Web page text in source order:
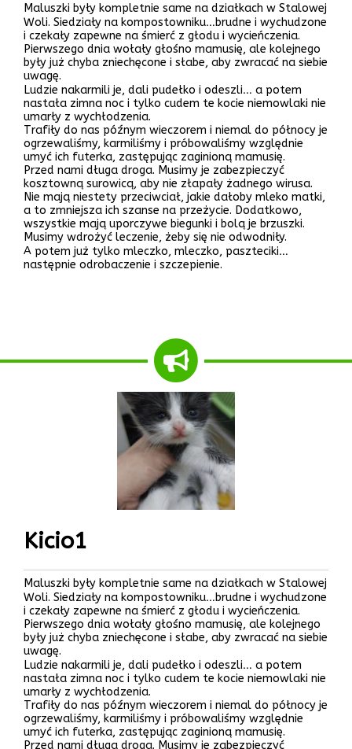
Maluszki były kompletnie same na działkach w Stalowej
Woli. Siedziały na kompostowniku…brudne i wychudzone
i czekały zapewne na śmierć z głodu i wycieńczenia.
Pierwszego dnia wołały głośno mamusię, ale kolejnego
były już chyba zniechęcone i słabe, aby zwracać na siebie
uwagę.
Ludzie nakarmili je, dali pudełko i odeszli… a potem
nastała zimna noc i tylko cudem te kocie niemowlaki nie
umarły z wychłodzenia.
Trafiły do nas późnym wieczorem i niemal do północy je
ogrzewaliśmy, karmiliśmy i próbowaliśmy względnie
umyć ich futerka, zastępując zaginioną mamusię.
Przed nami długa droga. Musimy je zabezpieczyć
kosztowną surowicą, aby nie złapały żadnego wirusa.
Nie mają niestety przeciwciał, jakie dałoby mleko matki,
a to zmniejsza ich szanse na przeżycie. Dodatkowo,
wszystkie mają uporczywe biegunki i bolą je brzuszki.
Musimy wdrożyć leczenie, żeby się nie odwodniły.
A potem już tylko mleczko, mleczko, paszteciki…
następnie odrobaczenie i szczepienie.
Kicio1
Maluszki były kompletnie same na działkach w Stalowej
Woli. Siedziały na kompostowniku…brudne i wychudzone
i czekały zapewne na śmierć z głodu i wycieńczenia.
Pierwszego dnia wołały głośno mamusię, ale kolejnego
były już chyba zniechęcone i słabe, aby zwracać na siebie
uwagę.
Ludzie nakarmili je, dali pudełko i odeszli… a potem
nastała zimna noc i tylko cudem te kocie niemowlaki nie
umarły z wychłodzenia.
Trafiły do nas późnym wieczorem i niemal do północy je
ogrzewaliśmy, karmiliśmy i próbowaliśmy względnie
umyć ich futerka, zastępując zaginioną mamusię.
Przed nami długa droga. Musimy je zabezpieczyć